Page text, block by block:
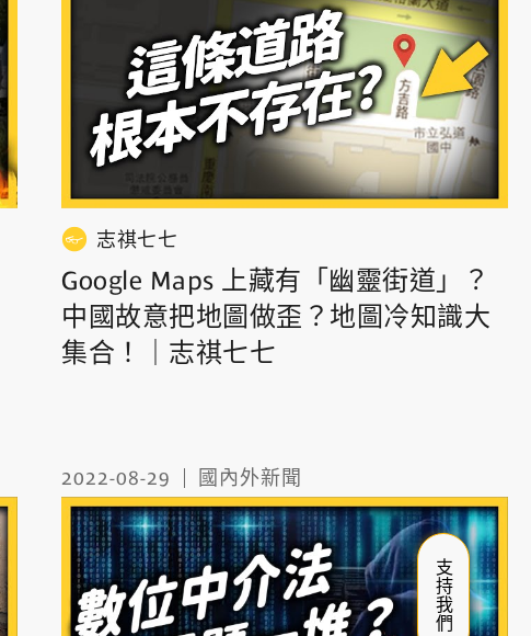
志祺七七
Google Maps 上藏有「幽靈街道」？
中國故意把地圖做歪？地圖冷知識大
集合！｜志祺七七
2022-08-29 國內外新聞
支持我們